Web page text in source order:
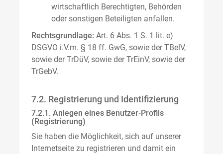
wirtschaftlich Berechtigten, Behörden
oder sonstigen Beteiligten anfallen.
Rechtsgrundlage: Art. 6 Abs. 1 S. 1 lit. e)
DSGVO i.V.m. § 18 ff. GwG, sowie der TBelV,
sowie der TrDüV, sowie der TrEinV, sowie der
TrGebV.
7.2. Registrierung und Identifizierung
7.2.1. Anlegen eines Benutzer-Profils
(Registrierung)
Sie haben die Möglichkeit, sich auf unserer
Internetseite zu registrieren und damit ein